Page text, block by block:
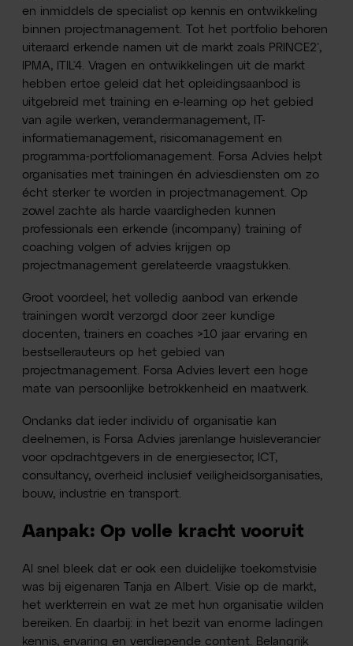
en inmiddels de specialist op kennis en ontwikkeling
binnen projectmanagement. Tot het portfolio behoren
uiteraard erkende namen uit de markt zoals PRINCE2®,
IPMA, ITIL®4. Vragen en ontwikkelingen uit de markt
hebben ertoe geleid dat het opleidingsaanbod is
uitgebreid met training en e-learning op het gebied
van agile werken, verandermanagement, IT-
informatiemanagement, risicomanagement en
programma-portfoliomanagement. Forsa Advies helpt
organisaties met trainingen én adviesdiensten om zo
écht sterker te worden in projectmanagement. Op
zowel zachte als harde vaardigheden kunnen
professionals een erkende (incompany) training of
coaching volgen of advies krijgen op
projectmanagement gerelateerde vraagstukken.
Groot voordeel; het volledig aanbod van erkende
trainingen wordt verzorgd door zeer kundige
docenten, trainers en coaches >10 jaar ervaring en
bestsellerauteurs op het gebied van
projectmanagement. Forsa Advies levert een hoge
mate van persoonlijke betrokkenheid en maatwerk.
Ondanks dat ieder individu of organisatie kan
deelnemen, is Forsa Advies jarenlange huisleverancier
voor opdrachtgevers in de energiesector, ICT,
consultancy, overheid inclusief veiligheidsorganisaties,
bouw, industrie en transport.
Aanpak: Op volle kracht vooruit
Al snel bleek dat er ook een duidelijke toekomstvisie
was bij eigenaren Tanja en Albert. Visie op de markt,
het werkterrein en wat ze met hun organisatie wilden
bereiken. En daarbij: in het bezit van enorme ladingen
kennis, ervaring en verdiepende content. Belangrijk